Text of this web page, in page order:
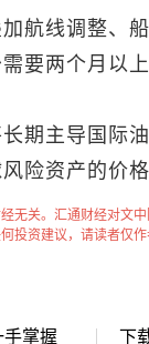
航线调整、
要两个月以
期主导国际
险资产的价
无关。汇通财经对文
投资建议，请读者仅
掌握 下